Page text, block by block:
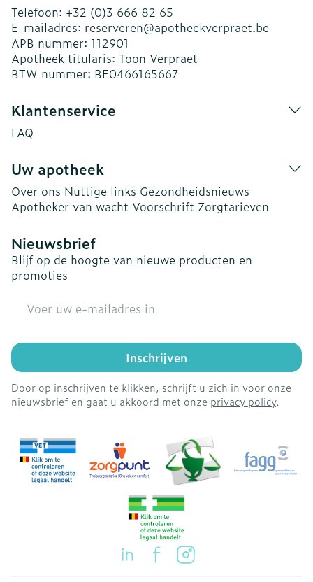
Telefoon: +32 (0)3 666 82 65
E-mailadres: reserveren@apotheekverpraet.be
APB nummer: 112901
Apotheek titularis: Toon Verpraet
BTW nummer: BE0466165667
Klantenservice
FAQ
Uw apotheek
Over ons Nuttige links Gezondheidsnieuws
Apotheker van wacht Voorschrift Zorgtarieven
Nieuwsbrief
Blijf op de hoogte van nieuwe producten en
promoties
Inschrijven
Door op inschrijven te klikken, schrijft u zich in voor onze
nieuwsbrief en gaat u akkoord met onze privacy policy.